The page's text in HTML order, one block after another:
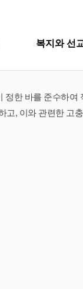
복지와 선
대원 전도대
스포츠선교회
정한 바를 준수하
, 이와 관련한